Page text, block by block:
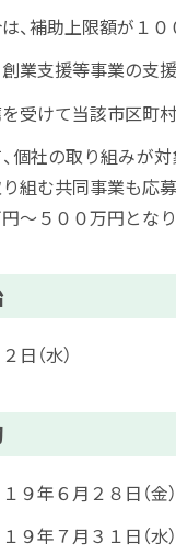
は、補助上限額が１
業支援等事業の支
受けて当該市区町
、個社の取り組み
組む共同事業も応
～５００万円とな
日（水）
１９年６月２８日（
１９年７月３１日（